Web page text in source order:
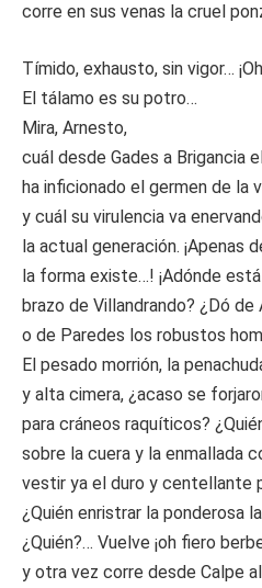
corre en sus venas la cruel
Tímido, exhausto, sin vigor…
El tálamo es su potro…
Mira, Arnesto,
cuál desde Gades a Brigancia
ha inficionado el germen de la
y cuál su virulencia va
la actual generación. ¡Apenas
la forma existe…! ¡Adónde
brazo de Villandrando? ¿Dó de
o de Paredes los robustos
El pesado morrión, la
y alta cimera, ¿acaso se
para cráneos raquíticos?
sobre la cuera y la enmallada
vestir ya el duro y centellante
¿Quién enristrar la ponderosa
¿Quién?… Vuelve ¡oh fiero
y otra vez corre desde Calpe